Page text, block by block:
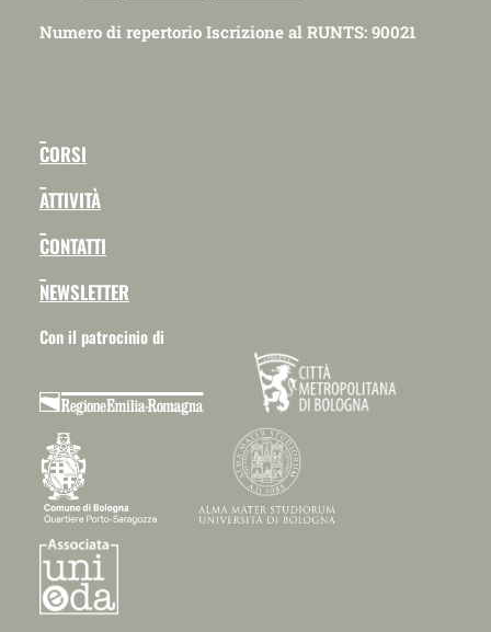
Numero di repertorio Iscrizione al RUNTS: 90021
CORSI
ATTIVITÀ
CONTATTI
NEWSLETTER
Con il patrocinio di